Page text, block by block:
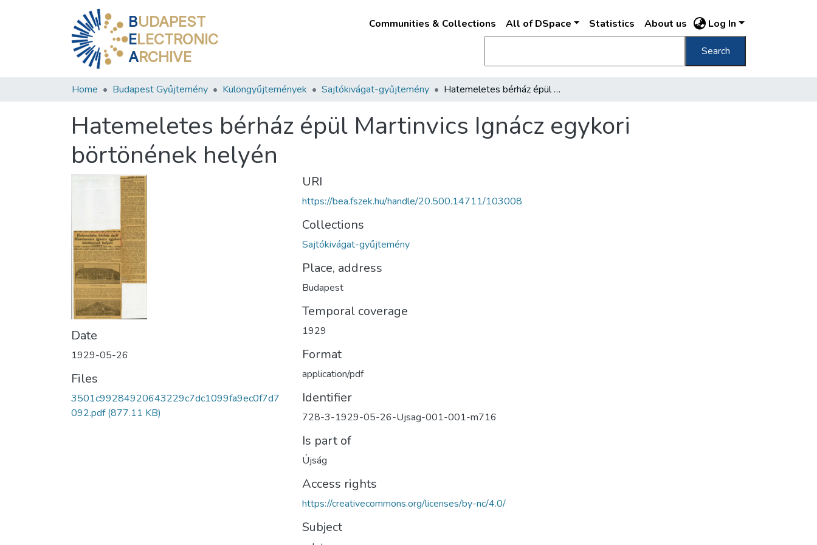
BUDAPEST
ELECTRONIC
ARCHIVE
Communities & Collections All of DSpace Statistics About us Log In
Search
Home Budapest Gyűjtemény Különgyűjtemények Sajtókivágat-gyűjtemény Hatemeletes bérház épül Martinvics Ignácz egykori börtönének helyén
Hatemeletes bérház épül Martinvics Ignácz egykori
börtönének helyén
Date
1929-05-26
Files
3501c99284920643229c7dc1099fa9ec0f7d7
092.pdf(877.11 KB)
URI
https://bea.fszek.hu/handle/20.500.14711/103008
Collections
Sajtókivágat-gyűjtemény
Place, address
Budapest
Temporal coverage
1929
Format
application/pdf
Identifier
728-3-1929-05-26-Ujsag-001-001-m716
Is part of
Újság
Access rights
https://creativecommons.org/licenses/by-nc/4.0/
Subject